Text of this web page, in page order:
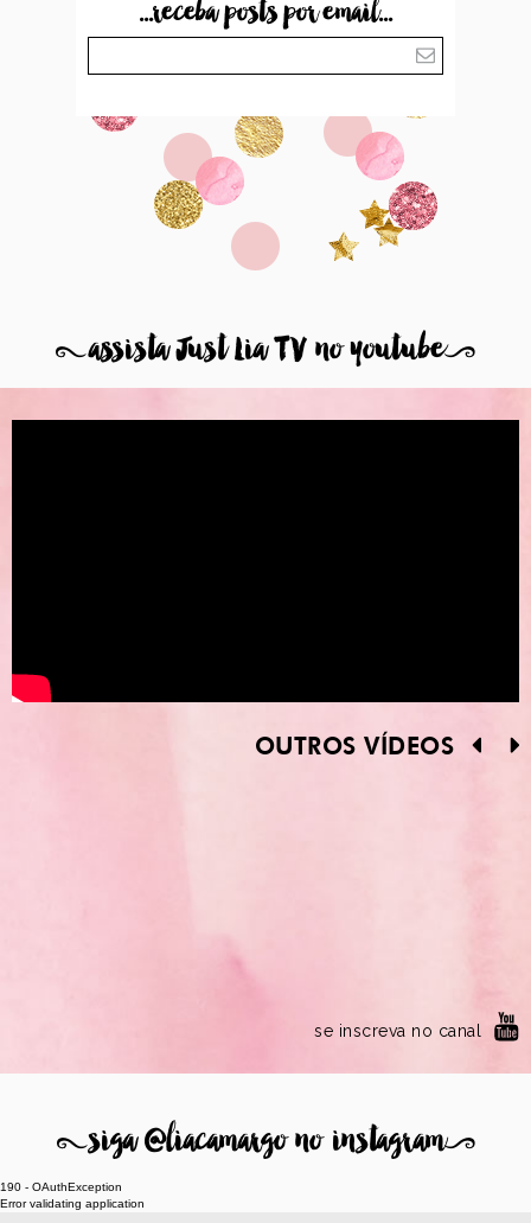
...receba posts por email...
8assista Just Lia TV no youtube9
OUTROS VÍDEOS
se inscreva no canal
8siga @liacamargo no instagram9
190 - OAuthException
Error validating application